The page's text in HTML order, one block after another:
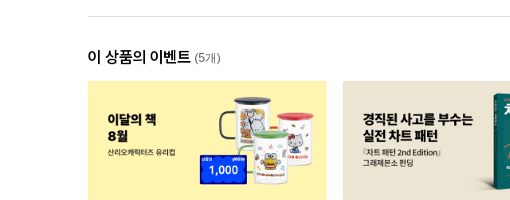
이 상품의 이벤트 (5개)